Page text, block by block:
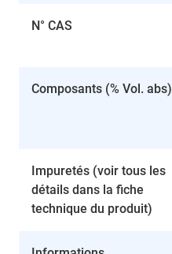
N° CAS
Composants (% Vol. abs)
Impuretés (voir tous les
détails dans la fiche
technique du produit)